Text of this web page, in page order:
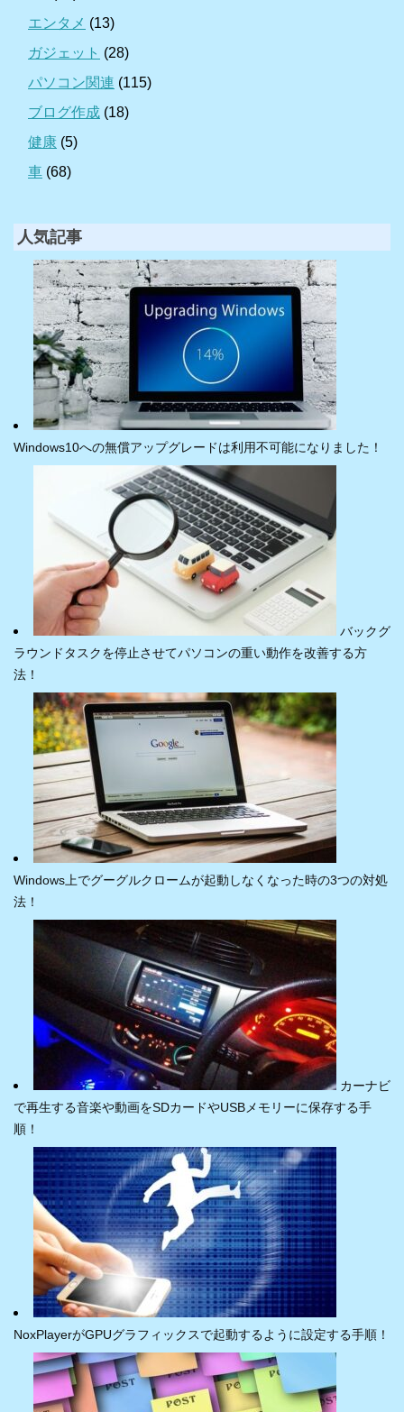
エンタメ (13)
ガジェット (28)
パソコン関連 (115)
ブログ作成 (18)
健康 (5)
車 (68)
人気記事
Windows10への無償アップグレードは利用不可能になりました！
バックグ
ラウンドタスクを停止させてパソコンの重い動作を改善する方
法！
Windows上でグーグルクロームが起動しなくなった時の3つの対処
法！
カーナビ
で再生する音楽や動画をSDカードやUSBメモリーに保存する手
順！
NoxPlayerがGPUグラフィックスで起動するように設定する手順！